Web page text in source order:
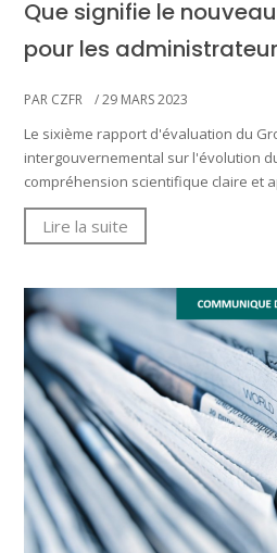
Que signifie le
pour les
PAR CZFR / 29 MARS 2023
Le sixième rapport d'évaluation du
intergouvernemental sur l'évolution
compréhension scientifique claire et
Lire la suite